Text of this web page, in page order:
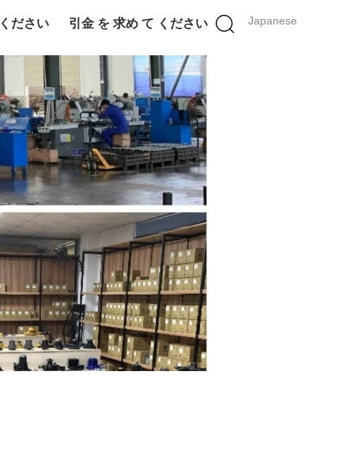
Japanese
ださい 引金 を 求め て ください